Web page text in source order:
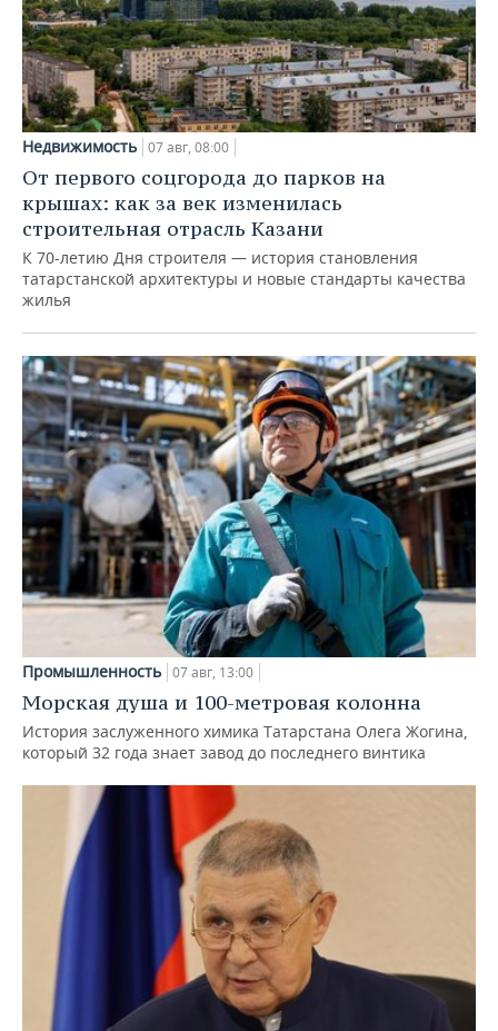
Недвижимость 07 авг, 08:00
От первого соцгорода до парков на
крышах: как за век изменилась
строительная отрасль Казани
К 70-летию Дня строителя — история становления
татарстанской архитектуры и новые стандарты качества
жилья
Промышленность 07 авг, 13:00
Морская душа и 100-метровая колонна
История заслуженного химика Татарстана Олега Жогина,
который 32 года знает завод до последнего винтика